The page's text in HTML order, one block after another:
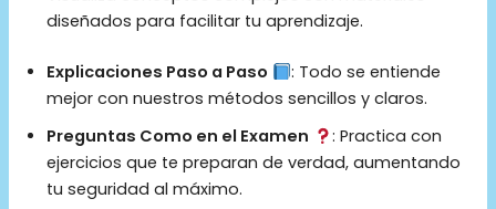
diseñados para facilitar tu aprendizaje.
Explicaciones Paso a Paso
: Todo se entiende
mejor con nuestros métodos sencillos y claros.
Preguntas Como en el Examen
: Practica con
ejercicios que te preparan de verdad, aumentando
tu seguridad al máximo.